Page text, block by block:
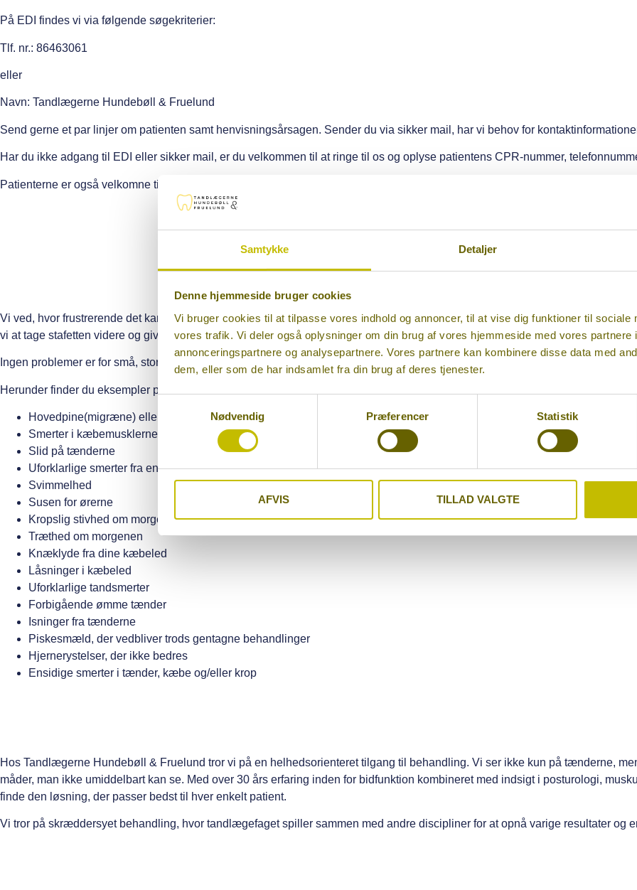
Samtykke Detaljer
Denne hjemmeside bruger cookies
Vi bruger cookies til at tilpasse vores indhold og annoncer, til at vise dig funktioner til sociale
vores trafik. Vi deler også oplysninger om din brug af vores hjemmeside med vores partnere
annonceringspartnere og analysepartnere. Vores partnere kan kombinere disse data med
dem, eller som de har indsamlet fra din brug af deres tjenester.
Nødvendig
Præferencer Statistik
AFVIS TILLAD VALGTE
På EDI findes vi via følgende søgekriterier:
Tlf. nr.: 86463061
eller
Navn: Tandlægerne Hundebøll & Fruelund
Send gerne et par linjer om patienten samt henvisningsårsagen. Sender du via sikker mail, har vi behov for
Har du ikke adgang til EDI eller sikker mail, er du velkommen til at ringe til os og oplyse patientens CPR-nummer,
Patienterne er også velkomne til selv at tage kontakt til os direkte.
Vi ved, hvor frustrerende det kan være at stå med en patient, der fortsat døjer med smerter, spændinger eller andre
vi at tage stafetten videre og give dine patienter en grundig vurdering og specialiseret behandling, der er skræddersyet til deres
Ingen problemer er for små, store eller skæve – vi har set det meste og løst det meste. Henvis dine patienter til os, så sørger
Herunder finder du eksempler på typiske symptomer og problemstillinger, hvor en henvisning til os kan gøre en forskel:
Hovedpine(migræne) eller nakkespændinger – især om morgenen
Smerter i kæbemusklerne, ansigt eller ørerne
Slid på tænderne
Uforklarlige smerter fra en eller flere tænder (uden påviselig patologi)
Svimmelhed
Susen for ørerne
Kropslig stivhed om morgenen
Træthed om morgenen
Knæklyde fra dine kæbeled
Låsninger i kæbeled
Uforklarlige tandsmerter
Forbigående ømme tænder
Isninger fra tænderne
Piskesmæld, der vedbliver trods gentagne behandlinger
Hjernerystelser, der ikke bedres
Ensidige smerter i tænder, kæbe og/eller krop
Hos Tandlægerne Hundebøll & Fruelund tror vi på en helhedsorienteret tilgang til behandling. Vi ser ikke kun på tænderne,
måder, man ikke umiddelbart kan se. Med over 30 års erfaring inden for bidfunktion kombineret med indsigt i posturologi,
finde den løsning, der passer bedst til hver enkelt patient.
Vi tror på skræddersyet behandling, hvor tandlægefaget spiller sammen med andre discipliner for at opnå varige resultater og